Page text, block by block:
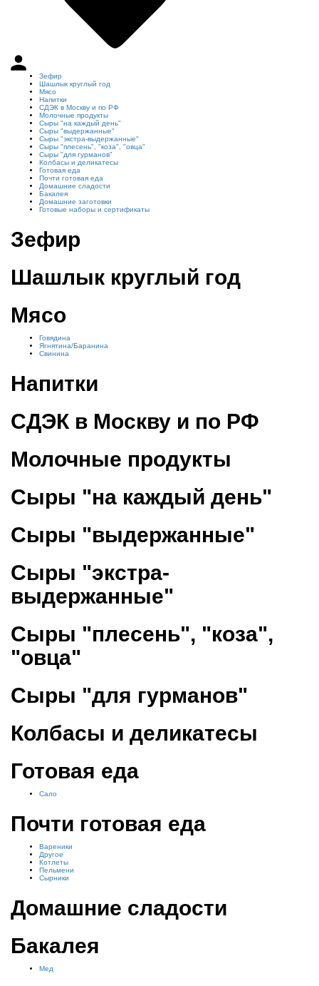
Зефир
Шашлык круглый год
Мясо
Напитки
СДЭК в Москву и по РФ
Молочные продукты
Сыры "на каждый день"
Сыры "выдержанные"
Сыры "экстра-выдержанные"
Сыры "плесень", "коза", "овца"
Сыры "для гурманов"
Колбасы и деликатесы
Готовая еда
Почти готовая еда
Домашние сладости
Бакалея
Домашние заготовки
Готовые наборы и сертификаты
Зефир
Шашлык круглый год
Мясо
Говядина
Ягнятина/Баранина
Свинина
Напитки
СДЭК в Москву и по РФ
Молочные продукты
Сыры "на каждый день"
Сыры "выдержанные"
Сыры "экстра-
выдержанные"
Сыры "плесень", "коза",
"овца"
Сыры "для гурманов"
Колбасы и деликатесы
Готовая еда
Сало
Почти готовая еда
Вареники
Другое
Котлеты
Пельмени
Сырники
Домашние сладости
Бакалея
Мед